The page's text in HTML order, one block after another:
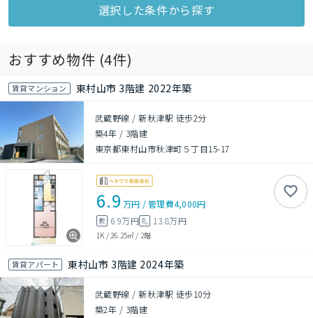
選択した条件から探す
おすすめ物件 (4件)
賃貸マンション 東村山市 3階建 2022年築
武蔵野線 / 新秋津駅 徒歩2分
築4年 / 3階建
東京都東村山市秋津町５丁目15-17
6.9 万円 /管理費4,000円
敷 6.9万円礼 13.8万円
1K /26.25㎡ / 2階
賃貸アパート 東村山市 3階建 2024年築
武蔵野線 / 新秋津駅 徒歩10分
築2年 / 3階建